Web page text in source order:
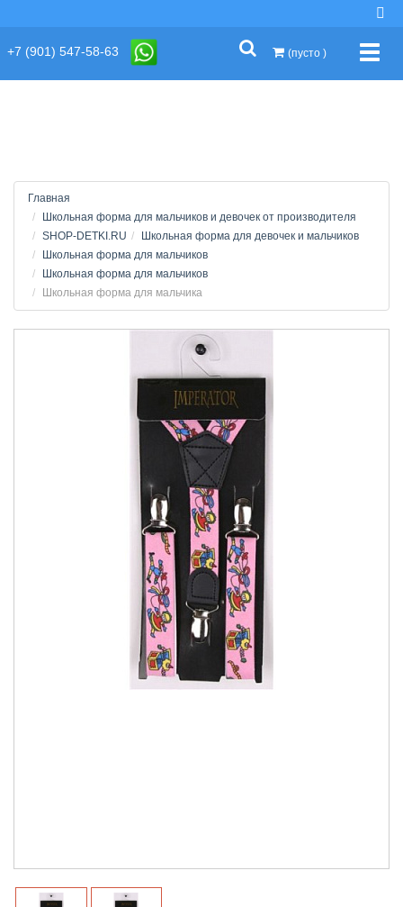
+7 (901) 547-58-63 (пусто )
Главная
Школьная форма для мальчиков и девочек от производителя
SHOP-DETKI.RU
Школьная форма для девочек и мальчиков
Школьная форма для мальчиков
Школьная форма для мальчиков
Школьная форма для мальчика